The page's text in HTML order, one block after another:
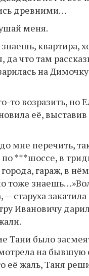
древними…
меня.
квартира,
да что там
на
то возразить, но
её,
мне перечить,
по ***шоссе, в
гараж, в
тоже
— старуха закатила
Ивановичу
Тани было
на бывшую
её жаль, Таня